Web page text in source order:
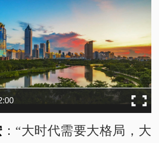
：“大时代需要大格局，大